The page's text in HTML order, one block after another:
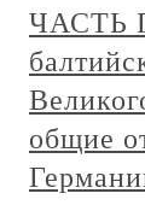
ЧАСТЬ
общие